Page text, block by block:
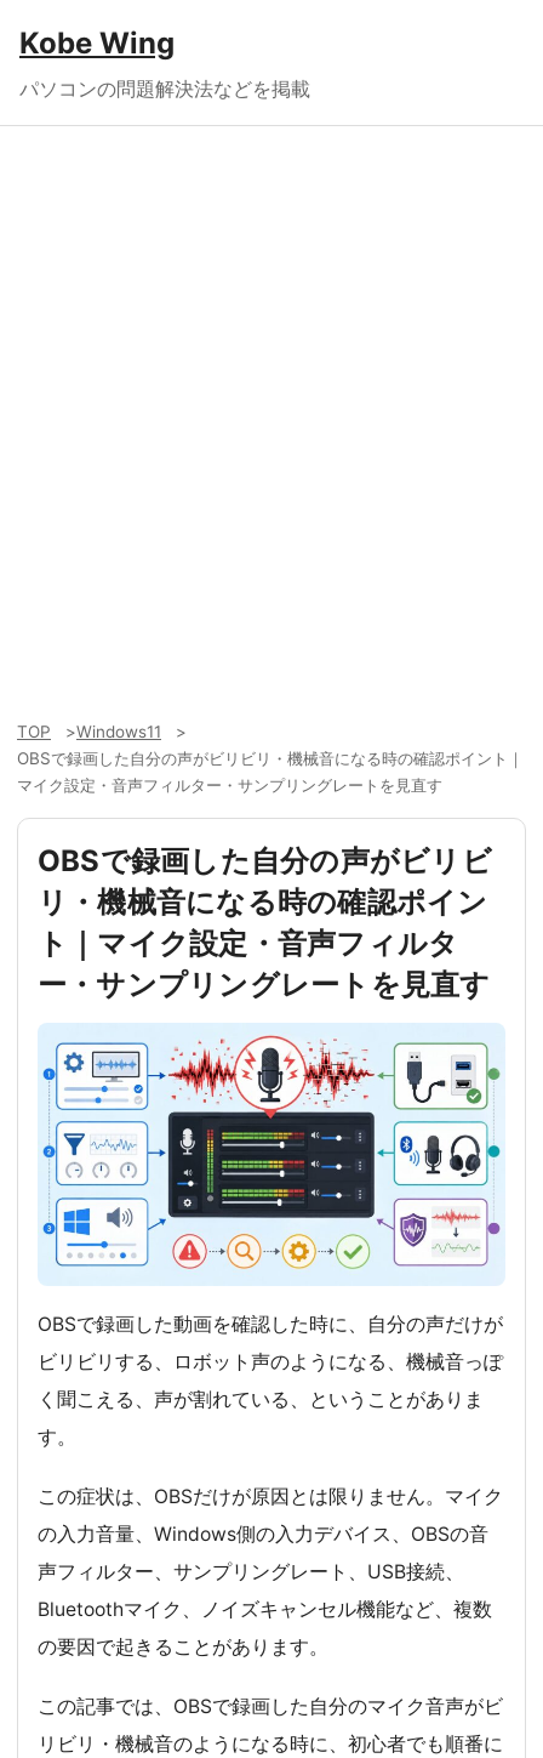
Kobe Wing
パソコンの問題解決法などを掲載
TOP
Windows11
OBSで録画した自分の声がビリビリ・機械音になる時の確認ポイント｜
マイク設定・音声フィルター・サンプリングレートを見直す
OBSで録画した自分の声がビリビ
リ・機械音になる時の確認ポイン
ト｜マイク設定・音声フィルタ
ー・サンプリングレートを見直す
OBSで録画した動画を確認した時に、自分の声だけが
ビリビリする、ロボット声のようになる、機械音っぽ
く聞こえる、声が割れている、ということがありま
す。
この症状は、OBSだけが原因とは限りません。マイク
の入力音量、Windows側の入力デバイス、OBSの音
声フィルター、サンプリングレート、USB接続、
Bluetoothマイク、ノイズキャンセル機能など、複数
の要因で起きることがあります。
この記事では、OBSで録画した自分のマイク音声がビ
リビリ・機械音のようになる時に、初心者でも順番に